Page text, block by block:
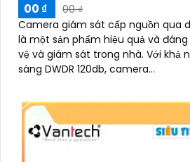
00 ₫
00 ₫
Camera giám sát cấp nguồn qua
là một sản phẩm hiệu quả và
vệ và giám sát trong nhà. Với khả năng chống ngược
sáng DWDR 120db, camera...